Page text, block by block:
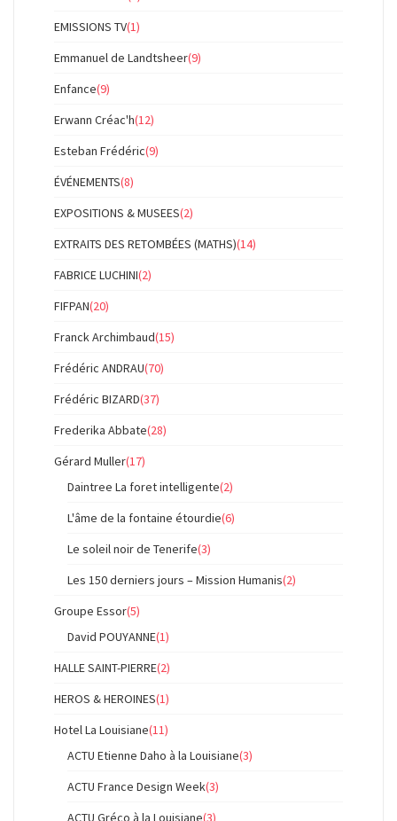
EMISSIONS TV(1)
Emmanuel de Landtsheer(9)
Enfance(9)
Erwann Créac'h(12)
Esteban Frédéric(9)
ÉVÉNEMENTS(8)
EXPOSITIONS & MUSEES(2)
EXTRAITS DES RETOMBÉES (MATHS)(14)
FABRICE LUCHINI(2)
FIFPAN(20)
Franck Archimbaud(15)
Frédéric ANDRAU(70)
Frédéric BIZARD(37)
Frederika Abbate(28)
Gérard Muller(17)
Daintree La foret intelligente(2)
L'âme de la fontaine étourdie(6)
Le soleil noir de Tenerife(3)
Les 150 derniers jours – Mission Humanis(2)
Groupe Essor(5)
David POUYANNE(1)
HALLE SAINT-PIERRE(2)
HEROS & HEROINES(1)
Hotel La Louisiane(11)
ACTU Etienne Daho à la Louisiane(3)
ACTU France Design Week(3)
ACTU Gréco à la Louisiane(3)